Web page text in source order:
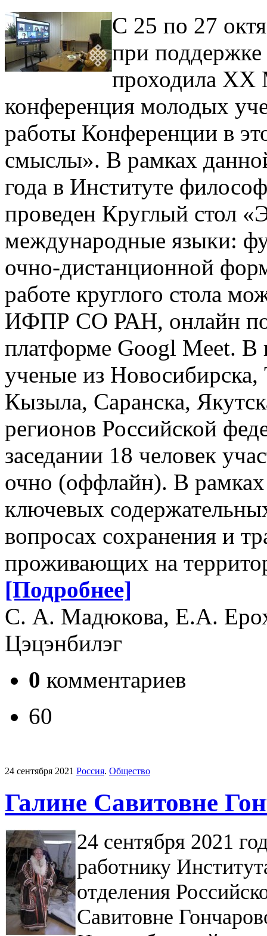
С 25 по 27
при
проходила XX
конференция молодых
работы Конференции в
смыслы». В рамках
года в Институте
проведен Круглый стол
международные языки:
очно-дистанционной
работе круглого стола
ИФПР СО РАН, онлайн
платформе Googl Meet. В
ученые из
Кызыла, Саранска,
регионов Российской
заседании 18 человек
очно (оффлайн). В рамках
ключевых
вопросах сохранения и
проживающих на
[Подробнее]
С. А. Мадюкова, Е.А.
Цэцэнбилэг
0 комментариев
60
24 сентября 2021 Россия. Общество
Галине Савитовне
24 сентября 2021
работнику
отделения
Савитовне